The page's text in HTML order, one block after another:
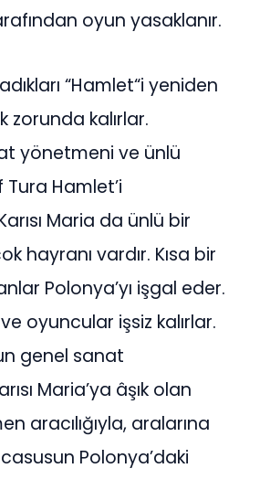
oyun yasaklanır.
“Hamlet“i yeniden
kalırlar.
yönetmeni ve ünlü
Hamlet’i
Maria da ünlü bir
hayranı vardır. Kısa bir
Polonya’yı işgal eder.
oyuncular işsiz kalırlar.
genel sanat
Maria’ya âşık olan
aracılığıyla, aralarına
Polonya’daki